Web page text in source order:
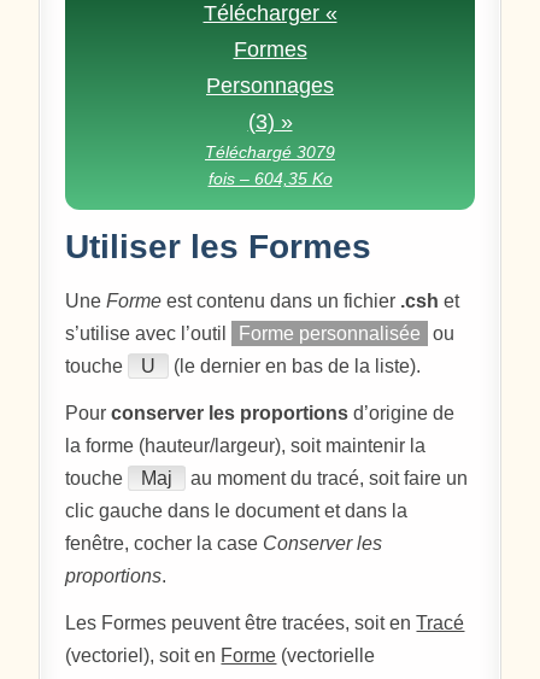
Télécharger «
Formes
Personnages
(3) »
Téléchargé 3079
fois – 604,35 Ko
Utiliser les Formes
UneForme est contenu dans un fichier .csh et
s’utilise avec l’outil
Forme personnalisée
ou
touche
U (le dernier en bas de la liste).
Pourconserver les proportions d’origine de
la forme (hauteur/largeur), soit maintenir la
touche
Maj
au moment du tracé, soit faire un
clic gauche dans le document et dans la
fenêtre, cocher la case Conserver les
proportions.
Les Formes peuvent être tracées, soit enTracé
(vectoriel), soit en Forme (vectorielle